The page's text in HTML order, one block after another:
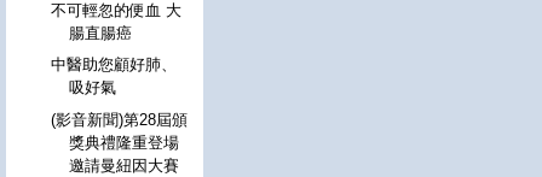
不可輕忽的便血 大
腸直腸癌
中醫助您顧好肺、
吸好氣
(影音新聞)第28屆頒
獎典禮隆重登場
邀請曼紐因大賽